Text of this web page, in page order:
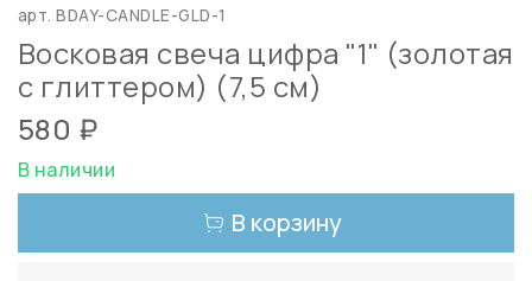
арт.BDAY-CANDLE-GLD-1
Восковая свеча цифра "1" (золотая
с глиттером) (7,5 см)
580 ₽
В наличии
В корзину